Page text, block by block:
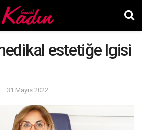
estetiğe lgisi
31 Mayıs 2022